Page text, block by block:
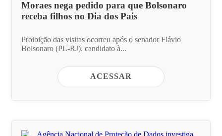
Moraes nega pedido para que Bolsonaro
receba filhos no Dia dos Pais
Proibição das visitas ocorreu após o senador Flávio
Bolsonaro (PL-RJ), candidato à...
ACESSAR